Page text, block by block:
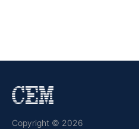
Copyright © 2026